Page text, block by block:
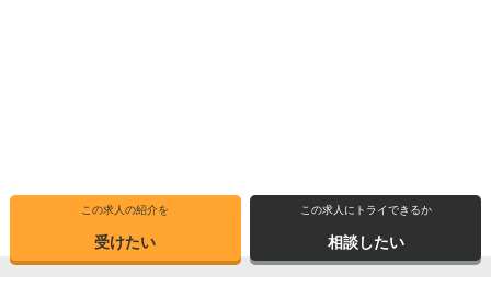
この求人の紹介を
受けたい
この求人にトライできるか
相談したい